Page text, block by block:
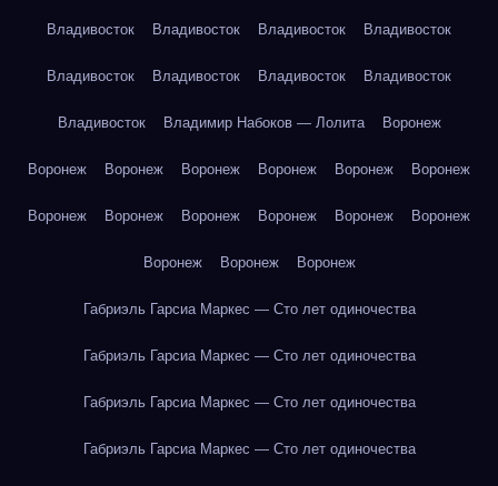
Владивосток Владивосток Владивосток Владивосток
Владивосток Владивосток Владивосток Владивосток
Владивосток Владимир Набоков — Лолита Воронеж
Воронеж Воронеж Воронеж Воронеж Воронеж Воронеж
Воронеж Воронеж Воронеж Воронеж Воронеж Воронеж
Воронеж Воронеж Воронеж
Габриэль Гарсиа Маркес — Сто лет одиночества
Габриэль Гарсиа Маркес — Сто лет одиночества
Габриэль Гарсиа Маркес — Сто лет одиночества
Габриэль Гарсиа Маркес — Сто лет одиночества